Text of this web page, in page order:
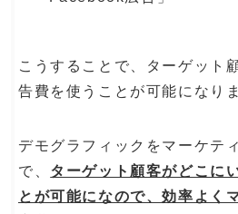
こうすることで、ターゲット
告費を使うことが可能になり
デモグラフィックをマーケテ
で、 ターゲット顧客がどこに
とが可能になので、効率よく